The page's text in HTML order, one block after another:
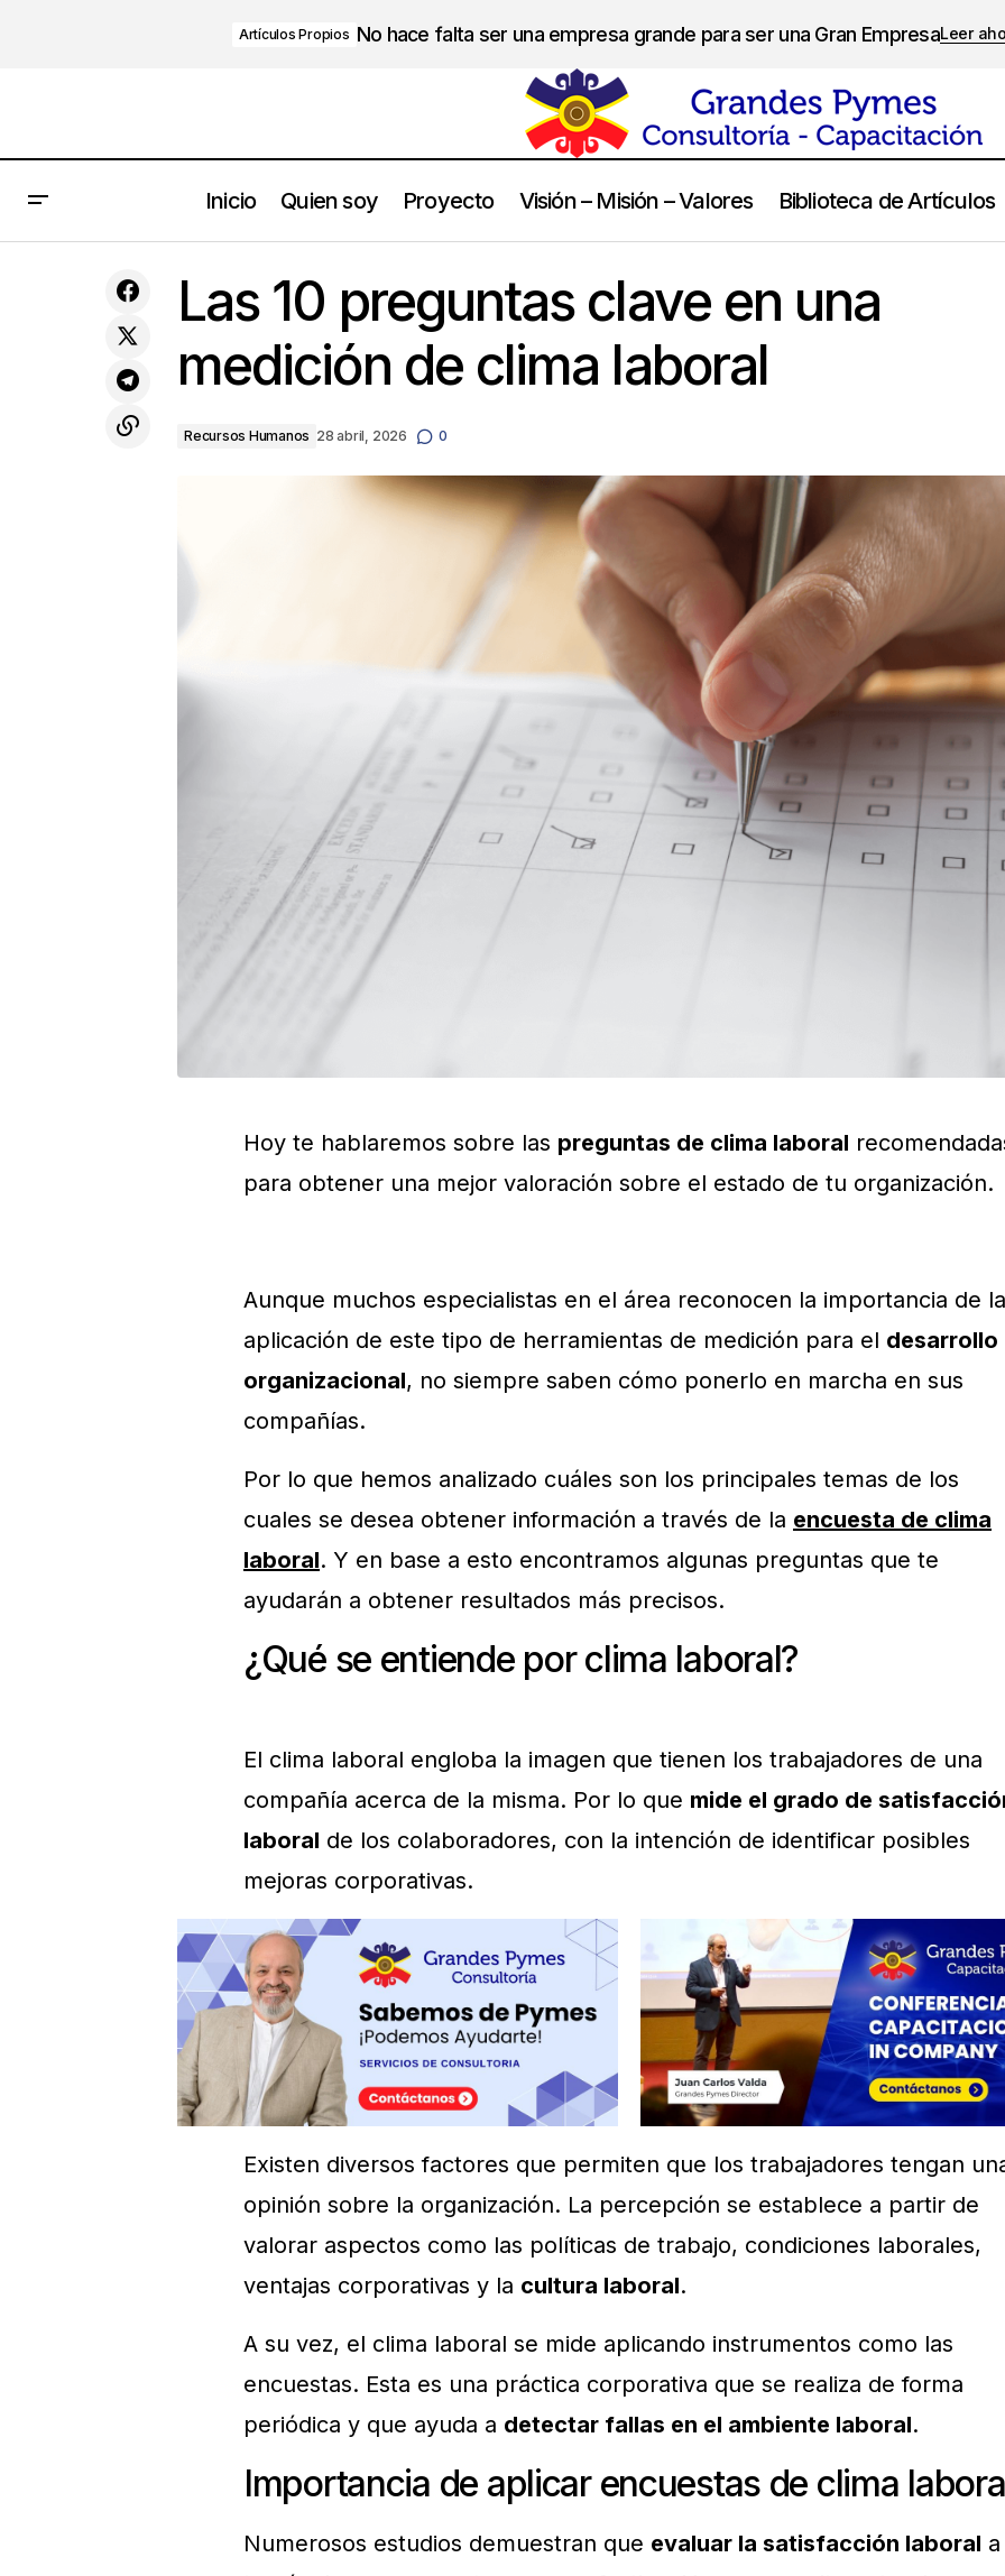
Artículos Propios No hace falta ser una empresa grande para ser una Gran EmpresaLeer
Inicio Quien soy Proyecto Visión – Misión – Valores Biblioteca de Artículos
Juan Carlos Valda Las 10 preguntas clave en una medición de clima
Las 10 preguntas clave en una
medición de clima laboral
Recursos Humanos 28 abril, 2026 0
Hoy te hablaremos sobre las preguntas de clima laboral
para obtener una mejor valoración sobre el estado de tu organización.
Aunque muchos especialistas en el área reconocen la importancia de la
aplicación de este tipo de herramientas de medición para el desarrollo
organizacional, no siempre saben cómo ponerlo en marcha en sus
compañías.
Por lo que hemos analizado cuáles son los principales temas de los
cuales se desea obtener información a través de la encuesta de clima
laboral. Y en base a esto encontramos algunas preguntas que te
ayudarán a obtener resultados más precisos.
¿Qué se entiende por clima laboral?
El clima laboral engloba la imagen que tienen los trabajadores de una
compañía acerca de la misma. Por lo que mide el grado de
laboral de los colaboradores, con la intención de identificar posibles
mejoras corporativas.
Existen diversos factores que permiten que los trabajadores tengan
opinión sobre la organización. La percepción se establece a partir de
valorar aspectos como las políticas de trabajo, condiciones laborales,
ventajas corporativas y la cultura laboral.
A su vez, el clima laboral se mide aplicando instrumentos como las
encuestas. Esta es una práctica corporativa que se realiza de forma
periódica y que ayuda a detectar fallas en el ambiente laboral.
Importancia de aplicar encuestas de clima
Numerosos estudios demuestran que evaluar la satisfacción laboral a